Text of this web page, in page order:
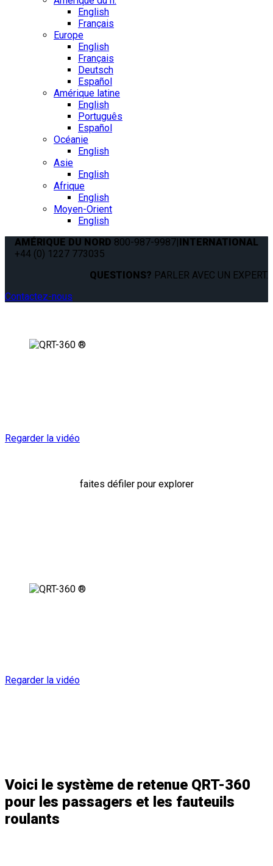
English
Français
Europe
English
Français
Deutsch
Español
Amérique latine
English
Português
Español
Océanie
English
Asie
English
Afrique
English
Moyen-Orient
English
AMÉRIQUE DU NORD 800-987-9987|INTERNATIONAL
+44 (0) 1227 773035
QUESTIONS? PARLER AVEC UN EXPERT.
Contactez-nous
Regarder la vidéo
faites défiler pour explorer
Regarder la vidéo
Voici le système de retenue QRT-360
pour les passagers et les fauteuils
roulants